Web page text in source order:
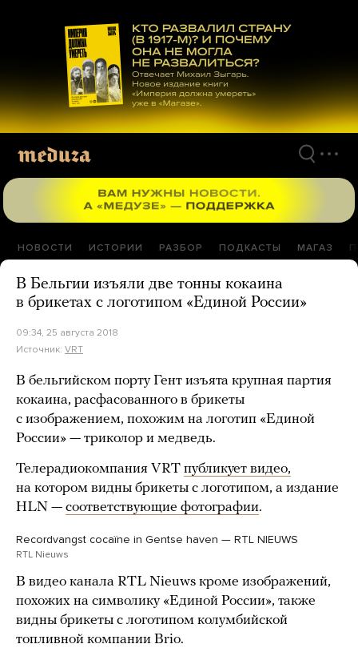
материалам
НОВОСТИ ИСТОРИИ РАЗБОР ПОДКАСТЫ МАГАЗ
В Бельгии изъяли две тонны кокаина
в брикетах с логотипом «Единой России»
09:34, 25 августа 2018
Источник: VRT
В бельгийском порту Гент изъята крупная партия
кокаина, расфасованного в брикеты
с изображением, похожим на логотип «Единой
России» — триколор и медведь.
Телерадиокомпания VRT публикует видео,
на котором видны брикеты с логотипом, а издание
HLN — соответствующие фотографии.
Recordvangst cocaïne in Gentse haven — RTL NIEUWS
RTL Nieuws
В видео канала RTL Nieuws кроме изображений,
похожих на символику «Единой России», также
видны брикеты с логотипом колумбийской
топливной компании Brio.